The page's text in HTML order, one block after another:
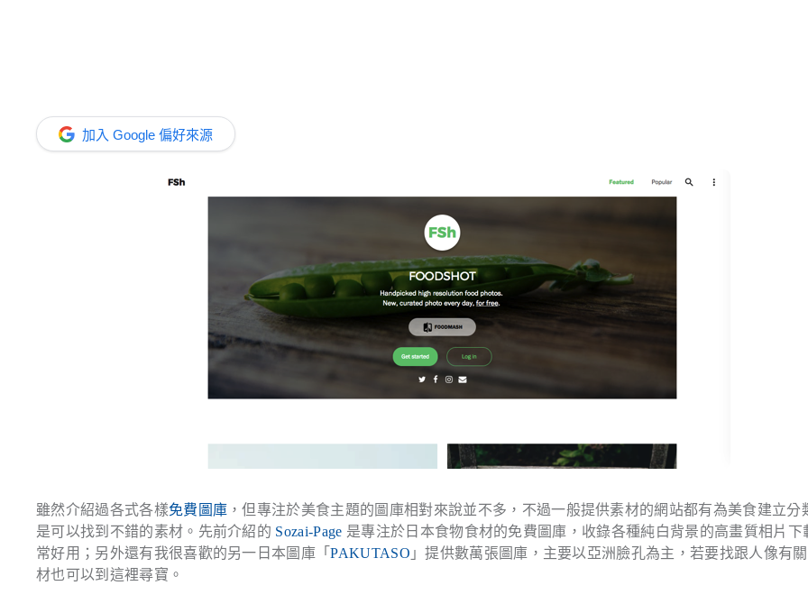
加入 Google 偏好來源
雖然介紹過各式各樣免費圖庫 ，但專注於美食主題的圖庫相對來說並不多，不過一般提供素材的網站都有為美食建立分
是可以找到不錯的素材。先前介紹的 Sozai-Page 是專注於日本食物食材的免費圖庫，收錄各種純白背景的高畫質相片下
常好用；另外還有我很喜歡的另一日本圖庫「PAKUTASO 」提供數萬張圖庫，主要以亞洲臉孔為主，若要找跟人像有
材也可以到這裡尋寶。